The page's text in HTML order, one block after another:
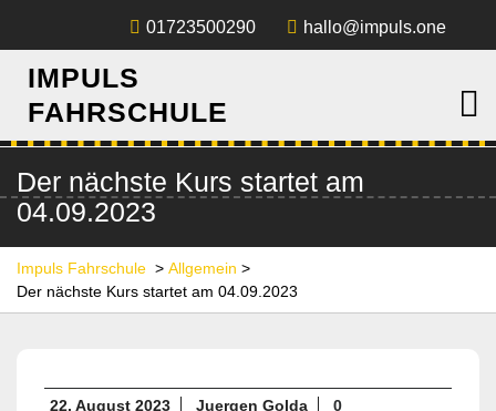
01723500290 hallo@impuls.one
IMPULS
FAHRSCHULE
Der nächste Kurs startet am
04.09.2023
Impuls Fahrschule > Allgemein >
Der nächste Kurs startet am 04.09.2023
22. August 2023 Juergen Golda
0